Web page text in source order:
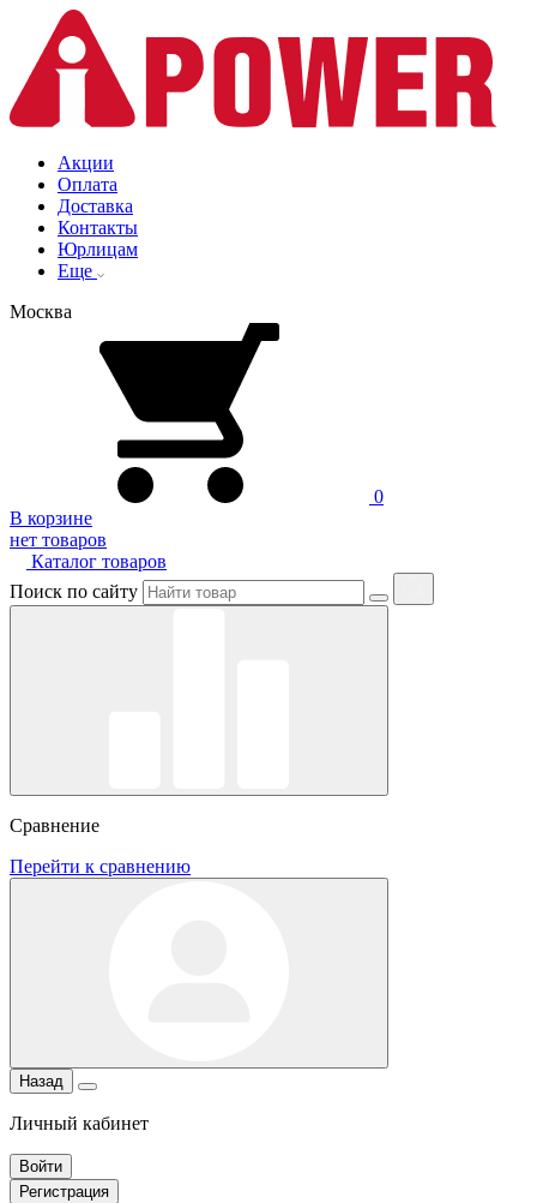
Акции
Оплата
Доставка
Контакты
Юрлицам
Еще
Москва
0
В корзине
нет товаров
Каталог товаров
Поиск по сайту
Сравнение
Перейти к сравнению
Назад
Личный кабинет
Войти
Регистрация